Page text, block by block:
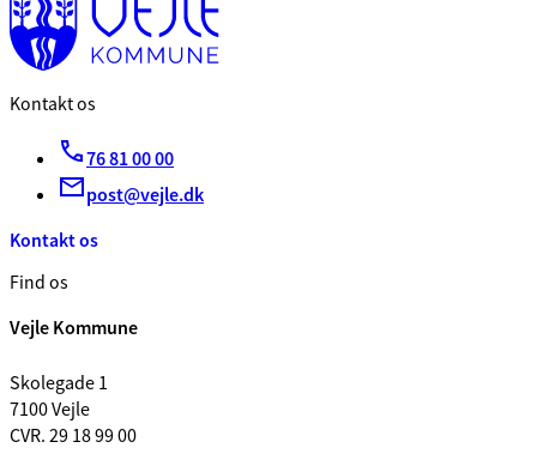
Kontakt os
76 81 00 00
post@vejle.dk
Kontakt os
Find os
Vejle Kommune
Skolegade 1
7100 Vejle
CVR. 29 18 99 00